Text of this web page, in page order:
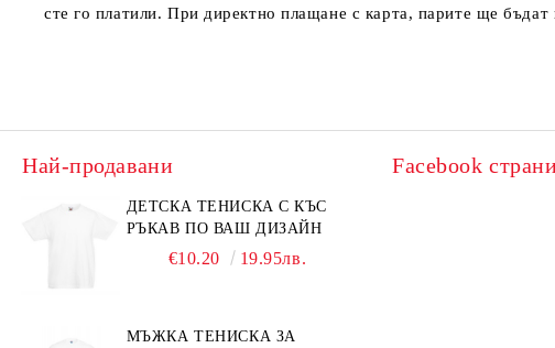
сте го платили. При директно плащане с карта, парите ще бъдат
Най-продавани
ДЕТСКА ТЕНИСКА С КЪС
РЪКАВ ПО ВАШ ДИЗАЙН
€10.20 19.95лв.
МЪЖКА ТЕНИСКА ЗА
Facebook